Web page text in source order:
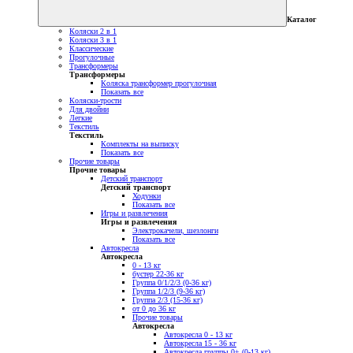
Каталог
Коляски 2 в 1
Коляски 3 в 1
Классические
Прогулочные
Трансформеры
Трансформеры
Коляска трансформер прогулочная
Показать все
Коляски-трости
Для двойни
Легкие
Текстиль
Текстиль
Комплекты на выписку
Показать все
Прочие товары
Прочие товары
Детский транспорт
Детский транспорт
Ходунки
Показать все
Игры и развлечения
Игры и развлечения
Электрокачели, шезлонги
Показать все
Автокресла
Автокресла
0 - 13 кг
бустер 22-36 кг
Группа 0/1/2/3 (0-36 кг)
Группа 1/2/3 (9-36 кг)
Группа 2/3 (15-36 кг)
от 0 до 36 кг
Прочие товары
Автокресла
Автокресла 0 - 13 кг
Автокресла 15 - 36 кг